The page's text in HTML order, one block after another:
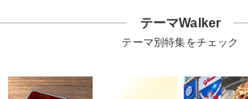
テーマWalker
テーマ別特集をチェック